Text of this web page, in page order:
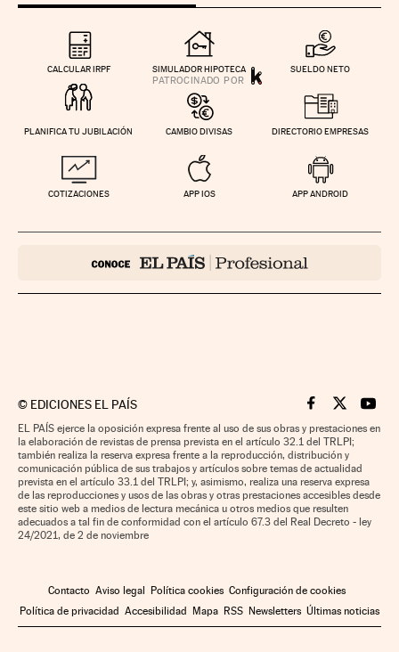
CALCULAR IRPF SIMULADOR HIPOTECA SUELDO NETO
PLANIFICA TU JUBILACIÓN CAMBIO DIVISAS DIRECTORIO EMPRESAS
COTIZACIONES APP IOS APP ANDROID
© EDICIONES EL PAÍS Cinco Días en
Cinco Días
Cinco
EL PAÍS ejerce la oposición expresa frente al uso de sus obras y prestaciones en
la elaboración de revistas de prensa prevista en el artículo 32.1 del TRLPI;
también realiza la reserva expresa frente a la reproducción, distribución y
comunicación pública de sus trabajos y artículos sobre temas de actualidad
prevista en el artículo 33.1 del TRLPI; y, asimismo, realiza una reserva expresa
de las reproducciones y usos de las obras y otras prestaciones accesibles desde
este sitio web a medios de lectura mecánica u otros medios que resulten
adecuados a tal fin de conformidad con el artículo 67.3 del Real Decreto - ley
24/2021, de 2 de noviembre
Contacto Aviso legal Política cookies Configuración de cookies
Política de privacidad Accesibilidad Mapa RSS Newsletters Últimas noticias